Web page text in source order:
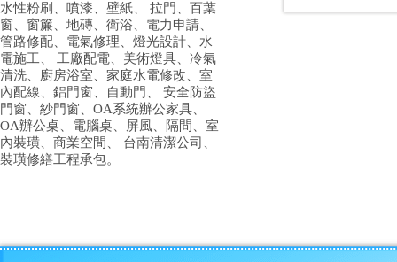
水性粉刷、噴漆、壁紙、 拉門、百葉
窗、窗簾、地磚、衛浴、電力申請、
管路修配、電氣修理、燈光設計、水
電施工、 工廠配電、美術燈具、冷氣
清洗、廚房浴室、家庭水電修改、室
內配線、鋁門窗、自動門、 安全防盜
門窗、紗門窗、OA系統辦公家具、
OA辦公桌、電腦桌、屏風、隔間、室
內裝璜、商業空間、 台南清潔公司、
裝璜修繕工程承包。